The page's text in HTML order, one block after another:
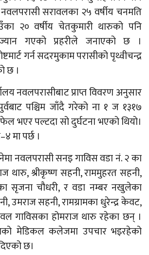
सरावलका २५ वर्षीय चनमति
२० वर्षीय चेतकुमारी थारुको पनि
ज्यान गएको प्रहरीले जनाएको छ ।
गर्न सदरमुकाम परासीको पृथ्वीचन्द्र
छ ।
नवलपरासीबाट प्राप्त विवरण अनुसार
पश्चिम जाँदै गरेको ना १ ज १३१७
भएर पल्टदा सो दुर्घटना भएको थियो।
मा पर्छ ।
नवलपरासी सनइ गाविस वडा नं. २ का
थारु, श्रीकृष्ण सहनी, राममुहरत सहनी,
सृजना चौधरी, र वडा नम्बर नखुलेका
उमराज सहनी, रामग्रामका धुरेन्द्र केवट,
गाविसका होमराज थारु रहेका छन् ।
मेडिकल कलेजमा उपचार भइरहेको
छ।